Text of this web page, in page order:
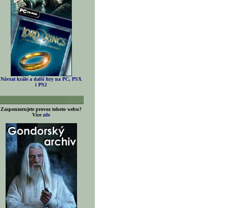
Návrat krále a další hry na PC, PSX
i PS2
Zasponzorujete provoz tohoto webu?
Více zde